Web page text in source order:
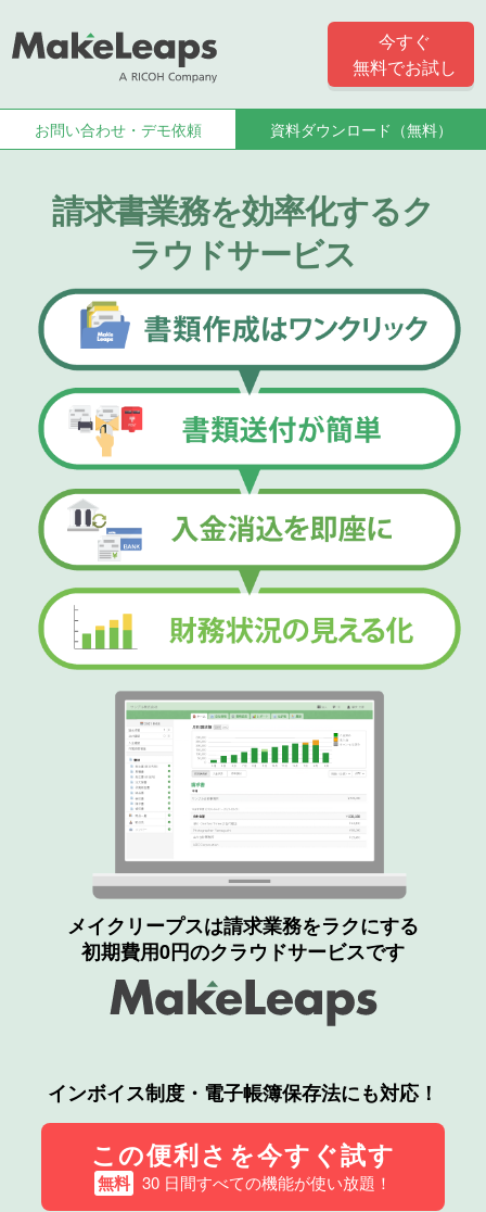
今すぐ
無料でお試し
お問い合わせ・ デモ依頼 資料ダウンロード （無料）
請求書業務を効率化するク
ラウドサービス
メイクリープスは請求業務をラクにする
初期費用0円のクラウドサービスです
インボイス制度・電子帳簿保存法にも対応！
この便利さを今すぐ試す
無料 30 日間すべての機能が使い放題！